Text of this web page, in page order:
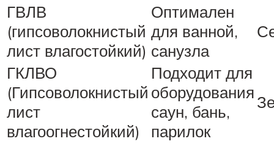
ГВЛВ
(гипсоволокнистый
лист влагостойкий)
Оптимален
для ванной,
санузла
ГКЛВО
(Гипсоволокнистый
лист
влагоогнестойкий)
Подходит для
оборудования
саун, бань,
парилок